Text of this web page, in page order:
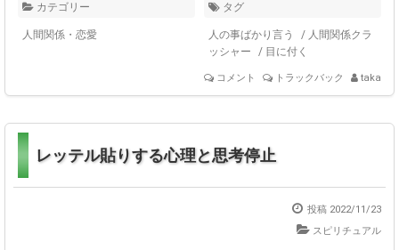
カテゴリー
人間関係・恋愛
タグ
人の事ばかり言う / 人間関係クラ
ッシャー
/ 目に付く
コメント トラックバック taka
レッテル貼りする心理と思考停止
投稿 2022/11/23
スピリチュアル